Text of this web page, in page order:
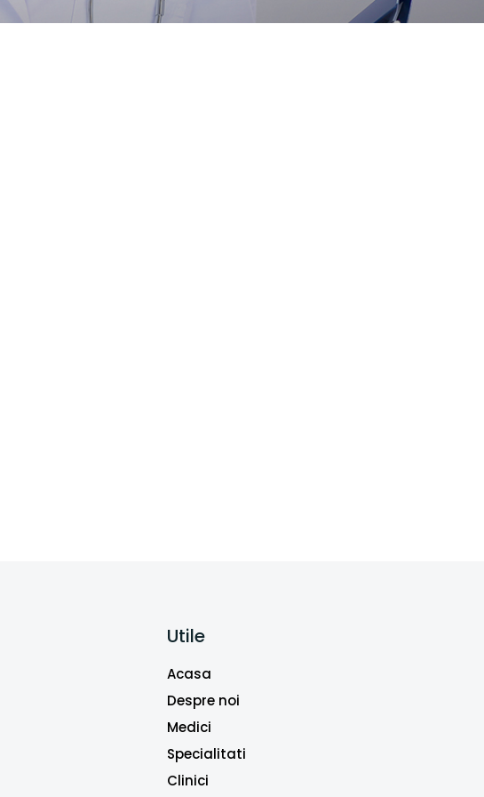
Utile
Acasa
Despre noi
Medici
Specialitati
Clinici